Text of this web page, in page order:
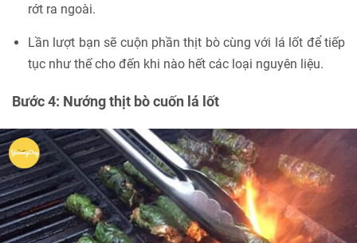
rớt ra ngoài.
Lần lượt bạn sẽ cuộn phần thịt bò cùng với lá lốt để tiếp
tục như thế cho đến khi nào hết các loại nguyên liệu.
Bước 4: Nướng thịt bò cuốn lá lốt